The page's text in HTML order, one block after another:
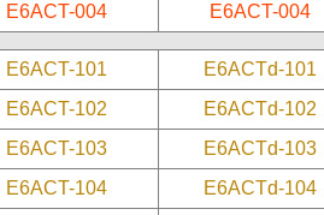
E6ACT-004 E6ACT-004
E6ACT-101
E6ACTd-101
E6ACT-102
E6ACTd-102
E6ACT-103
E6ACTd-103
E6ACT-104
E6ACTd-104